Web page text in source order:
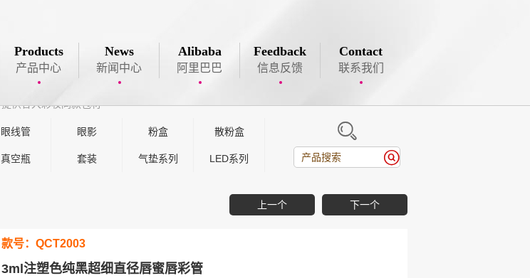
Products
产品中心
News
新闻中心
Alibaba
阿里巴巴
Feedback
信息反馈
Contact
联系我们

产品中心
提供各大彩妆同款包材


眼线管 眼影 粉盒 散粉盒
真空瓶 套装 气垫系列 LED系列
上一个 下一个
款号：QCT2003
3ml注塑色纯黑超细直径唇蜜唇彩管